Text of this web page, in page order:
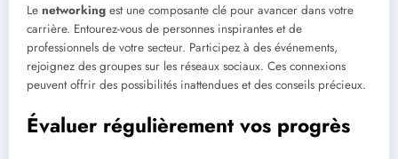
Le networking est une composante clé pour avancer dans votre
carrière. Entourez-vous de personnes inspirantes et de
professionnels de votre secteur. Participez à des événements,
rejoignez des groupes sur les réseaux sociaux. Ces connexions
peuvent offrir des possibilités inattendues et des conseils précieux.
Évaluer régulièrement vos progrès